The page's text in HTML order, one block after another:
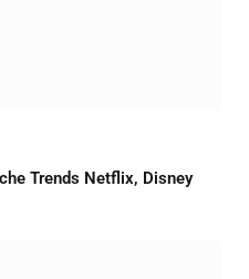
Trends Netflix, Disney